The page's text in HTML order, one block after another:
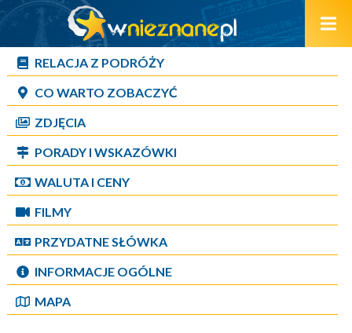
RELACJA Z PODRÓŻY
CO WARTO ZOBACZYĆ
ZDJĘCIA
PORADY I WSKAZÓWKI
WALUTA I CENY
FILMY
PRZYDATNE SŁÓWKA
INFORMACJE OGÓLNE
MAPA